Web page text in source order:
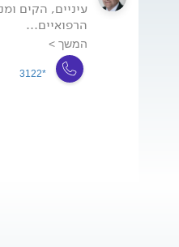
עיניים, הקים
הרפואיים...
המשך >
*3122